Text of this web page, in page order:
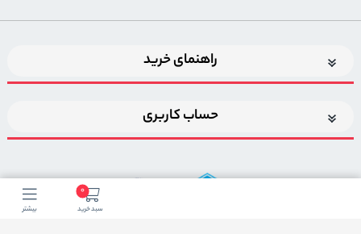
0
سبد خرید بیشتر
راهنمای خرید
حساب کاربری